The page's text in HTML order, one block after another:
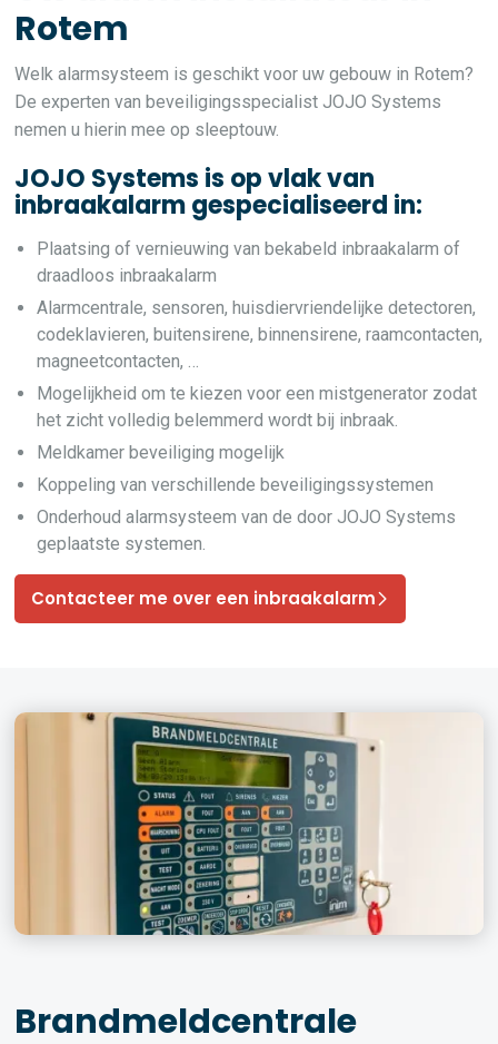
Rotem
Welk alarmsysteem is geschikt voor uw gebouw in Rotem?
De experten van beveiligingsspecialist JOJO Systems
nemen u hierin mee op sleeptouw.
JOJO Systems is op vlak van
inbraakalarm gespecialiseerd in:
Plaatsing of vernieuwing van bekabeld inbraakalarm of
draadloos inbraakalarm
Alarmcentrale, sensoren, huisdiervriendelijke detectoren,
codeklavieren, buitensirene, binnensirene, raamcontacten,
magneetcontacten, …
Mogelijkheid om te kiezen voor een mistgenerator zodat
het zicht volledig belemmerd wordt bij inbraak.
Meldkamer beveiliging mogelijk
Koppeling van verschillende beveiligingssystemen
Onderhoud alarmsysteem van de door JOJO Systems
geplaatste systemen.
Contacteer me over een inbraakalarm
Brandmeldcentrale